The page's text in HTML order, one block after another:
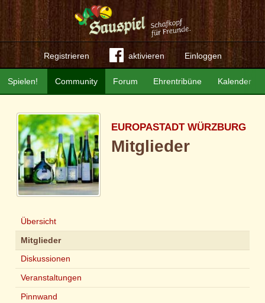
Registrieren aktivieren Einloggen
Community Forum Ehrentribüne Kalender
Spielen!
EUROPASTADT WÜRZBURG
Mitglieder
Übersicht
Mitglieder
Diskussionen
Veranstaltungen
Pinnwand